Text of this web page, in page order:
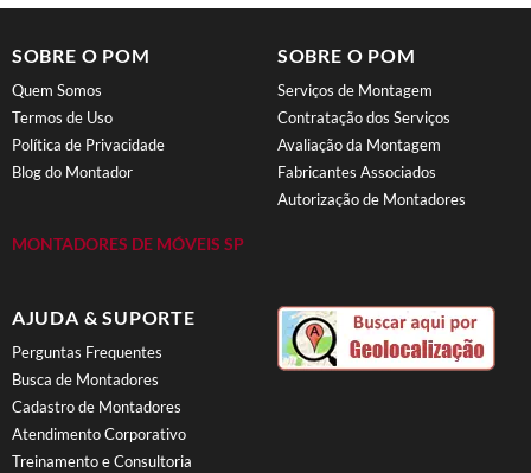
SOBRE O POM
Quem Somos
Termos de Uso
Política de Privacidade
Blog do Montador
MONTADORES DE MÓVEIS SP
SOBRE O POM
Serviços de Montagem
Contratação dos Serviços
Avaliação da Montagem
Fabricantes Associados
Autorização de Montadores
AJUDA & SUPORTE
Perguntas Frequentes
Busca de Montadores
Cadastro de Montadores
Atendimento Corporativo
Treinamento e Consultoria